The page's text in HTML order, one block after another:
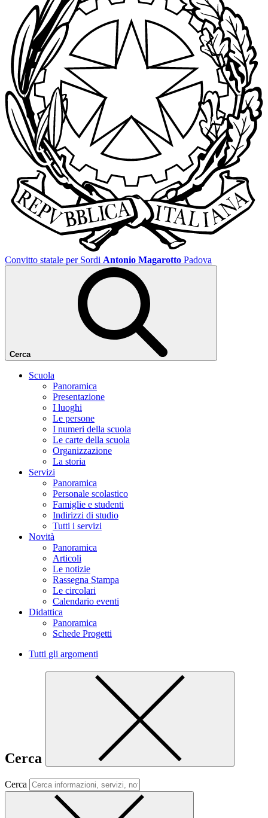
Convitto statale per Sordi Antonio Magarotto Padova
Cerca
Scuola
Panoramica
Presentazione
I luoghi
Le persone
I numeri della scuola
Le carte della scuola
Organizzazione
La storia
Servizi
Panoramica
Personale scolastico
Famiglie e studenti
Indirizzi di studio
Tutti i servizi
Novità
Panoramica
Articoli
Le notizie
Rassegna Stampa
Le circolari
Calendario eventi
Didattica
Panoramica
Schede Progetti
Tutti gli argomenti
Cerca
Cerca